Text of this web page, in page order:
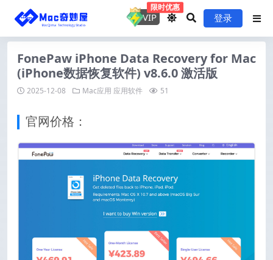
VIP
限时优惠
登录
FonePaw iPhone Data Recovery for Mac
(iPhone数据恢复软件) v8.6.0 激活版
2025-12-08 Mac应用 应用软件 51
官网价格：